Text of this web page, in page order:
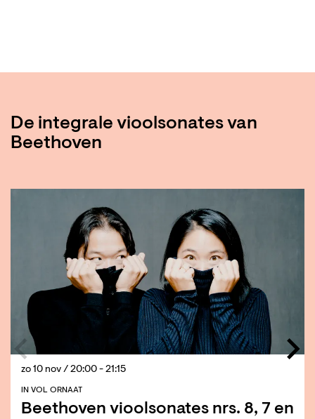
De integrale vioolsonates van
Beethoven
Beethoven vioolsonates nrs. 8, 7 en
IN VOL ORNAAT
zo 10 nov / 20:00 - 21:15